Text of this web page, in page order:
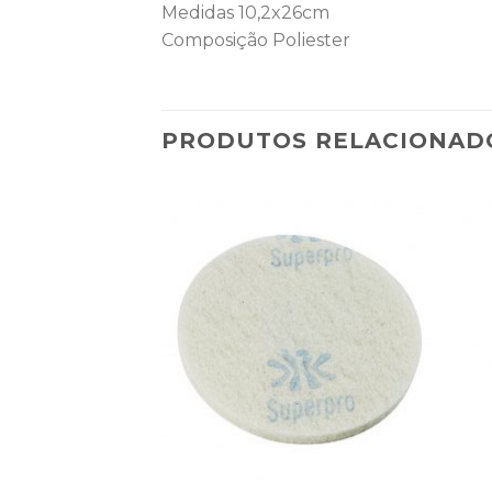
Medidas 10,2x26cm
Composição Poliester
PRODUTOS